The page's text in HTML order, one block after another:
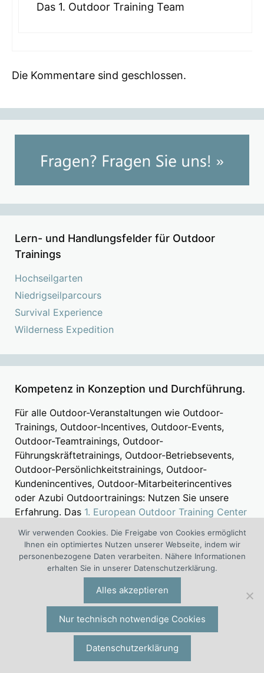
Das 1. Outdoor Training Team
Die Kommentare sind geschlossen.
Lern- und Handlungsfelder für Outdoor
Trainings
Hochseilgarten
Niedrigseilparcours
Survival Experience
Wilderness Expedition
Kompetenz in Konzeption und Durchführung.
Für alle Outdoor-Veranstaltungen wie Outdoor-
Trainings, Outdoor-Incentives, Outdoor-Events,
Outdoor-Teamtrainings, Outdoor-
Führungskräftetrainings, Outdoor-Betriebsevents,
Outdoor-Persönlichkeitstrainings, Outdoor-
Kundenincentives, Outdoor-Mitarbeiterincentives
oder Azubi Outdoortrainings: Nutzen Sie unsere
Erfahrung. Das 1. European Outdoor Training Center
interdisziplinäres Projekt von Outdoor-Experten und
Outdoorspezialisten aus Wirtschaft und
Wissenschaft.
Wir verwenden Cookies. Die Freigabe von Cookies ermöglicht
Ihnen ein optimiertes Nutzen unserer Webseite, indem wir
personenbezogene Daten verarbeiten. Nähere Informationen
erhalten Sie in unserer Datenschutzerklärung.
Alles akzeptieren
Nur technisch notwendige Cookies
Datenschutzerklärung